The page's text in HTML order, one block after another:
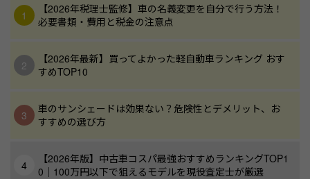
【2026年税理士監修】車の名義変更を自分で行う方法！
必要書類・費用と税金の注意点
【2026年最新】買ってよかった軽自動車ランキング おす
すめTOP10
車のサンシェードは効果ない？危険性とデメリット、お
すすめの選び方
【2026年版】中古車コスパ最強おすすめランキングTOP1
0｜100万円以下で狙えるモデルを現役査定士が厳選